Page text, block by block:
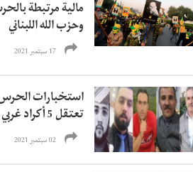
مالية مرتبطة
وحزب الله اللبناني
17 سبتمبر 2021
استخبارات الحرس
تعتقل 5 أكراد غربي البلاد
02 سبتمبر 2021